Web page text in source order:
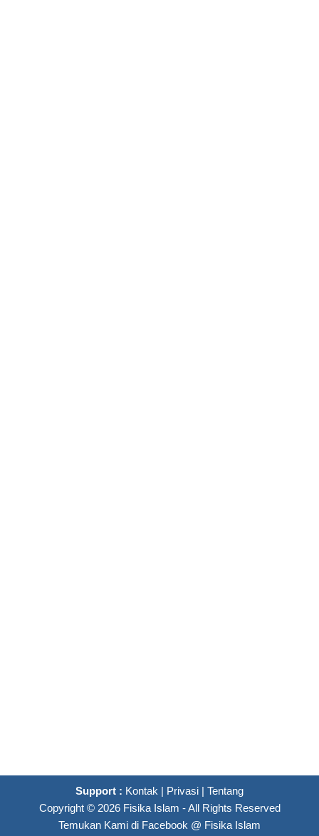
Support : Kontak | Privasi | Tentang
Copyright © 2026 Fisika Islam - All Rights Reserved
Temukan Kami di Facebook @ Fisika Islam